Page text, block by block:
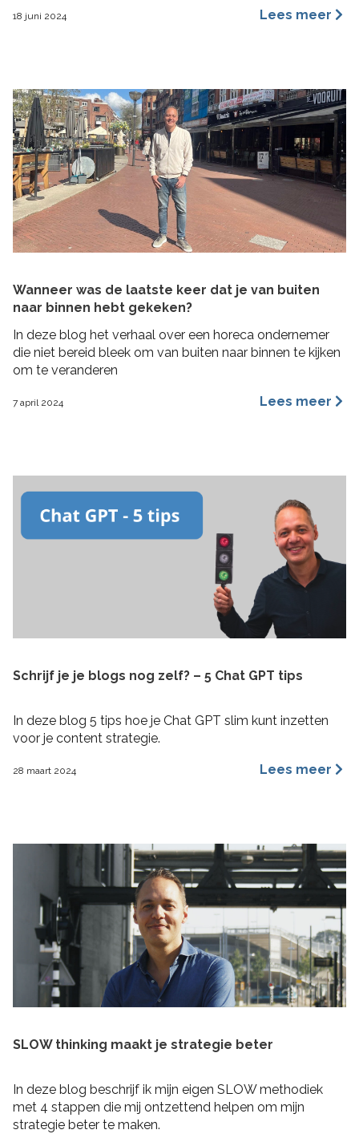
verschillende invalshoeken. In deze blog benoem ik de
18 juni 2024 Lees meer
Wanneer was de laatste keer dat je van buiten
naar binnen hebt gekeken?
In deze blog het verhaal over een horeca ondernemer
die niet bereid bleek om van buiten naar binnen te kijken
om te veranderen
7 april 2024 Lees meer
Schrijf je je blogs nog zelf? – 5 Chat GPT tips
In deze blog 5 tips hoe je Chat GPT slim kunt inzetten
voor je content strategie.
28 maart 2024 Lees meer
SLOW thinking maakt je strategie beter
In deze blog beschrijf ik mijn eigen SLOW methodiek
met 4 stappen die mij ontzettend helpen om mijn
strategie beter te maken.